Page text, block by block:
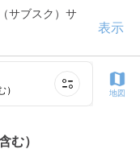
サブスク）サ
表示
地図
む）